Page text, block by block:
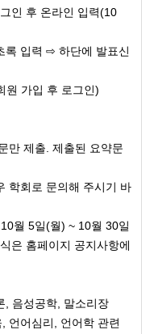
인 후 온라인 입력(10
입력 ⇨ 하단에 발표신
가입 후 로그인)
만 제출. 제출된 요약문
학회로 문의해 주시기 바
월 5일(월) ~ 10월 30일
은 홈페이지 공지사항에
음성공학, 말소리장
언어심리, 언어학 관련